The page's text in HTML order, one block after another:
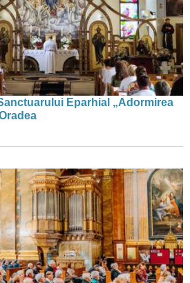
Eparhial „Adormirea